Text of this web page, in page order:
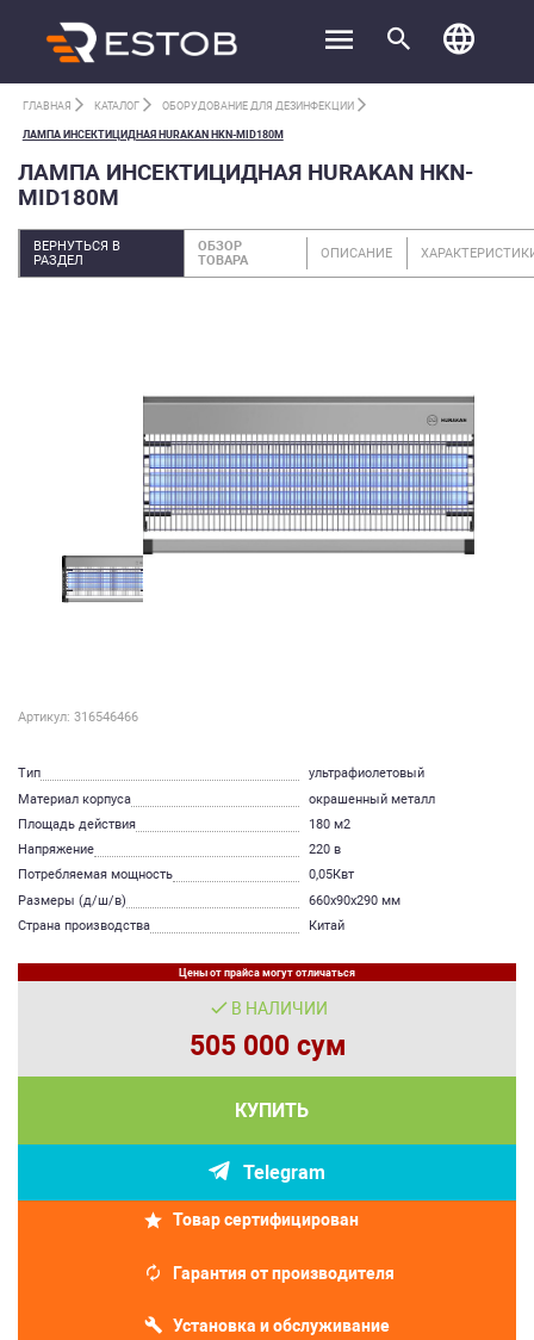
ГЛАВНАЯ КАТАЛОГ ОБОРУДОВАНИЕ ДЛЯ ДЕЗИНФЕКЦИИ
ЛАМПА ИНСЕКТИЦИДНАЯ HURAKAN HKN-MID180M
ЛАМПА ИНСЕКТИЦИДНАЯ HURAKAN HKN-
MID180M
ВЕРНУТЬСЯ В
РАЗДЕЛ
ОБЗОР
ТОВАРА
ОПИСАНИЕ
Артикул: 316546466
Тип
ультрафиолетовый
Материал корпуса
окрашенный металл
Площадь действия
180 м2
Напряжение
220 в
Потребляемая мощность
0,05Квт
Размеры (д/ш/в)
660x90x290 мм
Страна производства
Китай
Цены от прайса могут отличаться
В НАЛИЧИИ
505 000 сум
КУПИТЬ
Telegram
Товар сертифицирован
Гарантия от производителя
Установка и обслуживание